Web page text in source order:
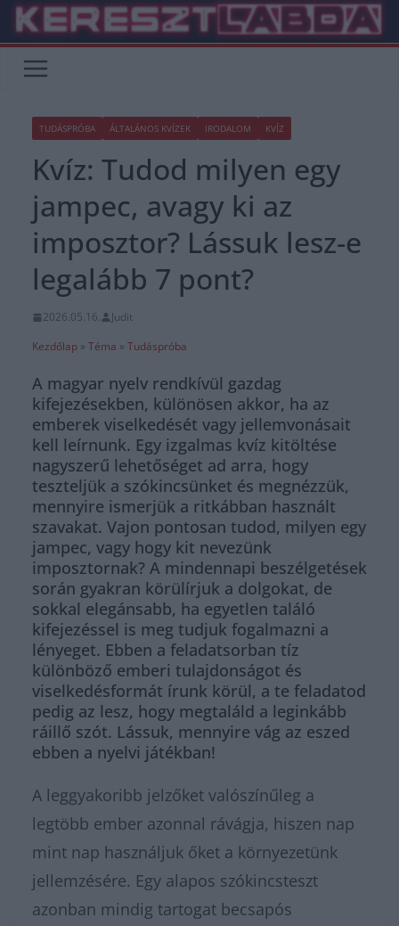
Skip
content
TUDÁSPRÓBA ÁLTALÁNOS KVÍZEK IRODALOM KVÍZ
Kvíz: Tudod milyen egy
jampec, avagy ki az
imposztor? Lássuk lesz-e
legalább 7 pont?
2026.05.16.
Judit
Kezdőlap » Téma » Tudáspróba
A magyar nyelv rendkívül gazdag
kifejezésekben, különösen akkor, ha az
emberek viselkedését vagy jellemvonásait
kell leírnunk. Egy izgalmas kvíz kitöltése
nagyszerű lehetőséget ad arra, hogy
teszteljük a szókincsünket és megnézzük,
mennyire ismerjük a ritkábban használt
szavakat. Vajon pontosan tudod, milyen egy
jampec, vagy hogy kit nevezünk
imposztornak? A mindennapi beszélgetések
során gyakran körülírjuk a dolgokat, de
sokkal elegánsabb, ha egyetlen találó
kifejezéssel is meg tudjuk fogalmazni a
lényeget. Ebben a feladatsorban tíz
különböző emberi tulajdonságot és
viselkedésformát írunk körül, a te feladatod
pedig az lesz, hogy megtaláld a leginkább
ráillő szót. Lássuk, mennyire vág az eszed
ebben a nyelvi játékban!
A leggyakoribb jelzőket valószínűleg a
legtöbb ember azonnal rávágja, hiszen nap
mint nap használjuk őket a környezetünk
jellemzésére. Egy alapos szókincsteszt
azonban mindig tartogat becsapós